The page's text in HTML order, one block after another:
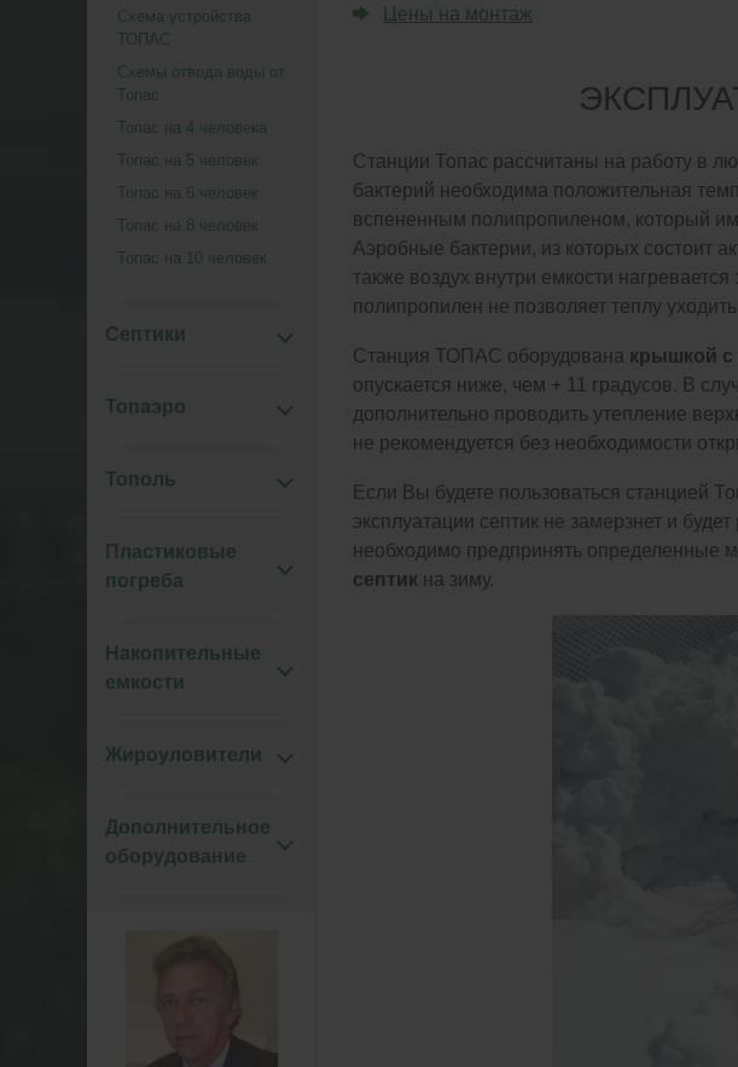
Схема устройства
ТОПАС
Схемы отвода воды от
Топас
Топас на 4 человека
Топас на 5 человек
Топас на 6 человек
Топас на 8 человек
Топас на 10 человек
Септики
Топаэро
Тополь
Пластиковые
погреба
Накопительные
емкости
Жироуловители
Дополнительное
оборудование
Цены на монтаж
Станции Топас рассчитаны на работу в
бактерий необходима положительная
вспененным полипропиленом, который
Аэробные бактерии, из которых состоит
также воздух внутри емкости
полипропилен не позволяет теплу
Станция ТОПАС оборудована крышкой с
опускается ниже, чем + 11 градусов. В
дополнительно проводить утепление
не рекомендуется без необходимости
Если Вы будете пользоваться станцией
эксплуатации септик не замерзнет и
необходимо предпринять определенные
септик на зиму.